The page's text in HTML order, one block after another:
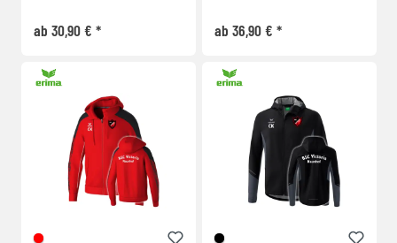
ab 30,90 € * ab 36,90 € *